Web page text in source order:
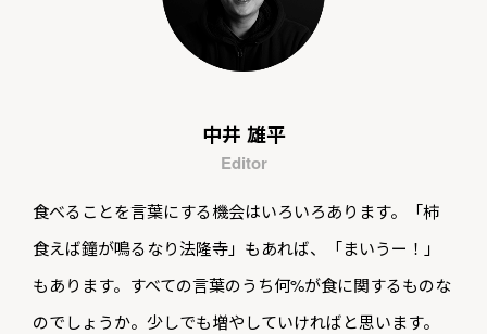
中井 雄平
Editor
食べることを言葉にする機会はいろいろあります。「柿
食えば鐘が鳴るなり法隆寺」もあれば、「まいうー！」
もあります。すべての言葉のうち何%が食に関するものな
のでしょうか。少しでも増やしていければと思います。